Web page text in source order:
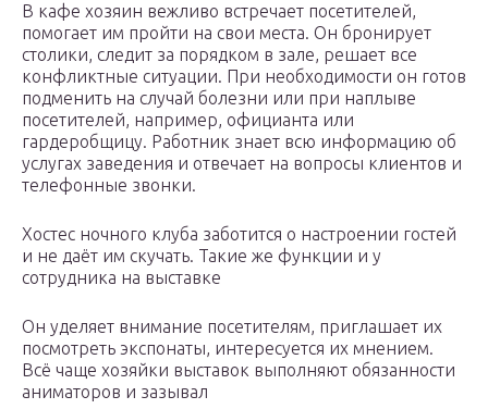
В кафе хозяин вежливо встречает посетителей,
помогает им пройти на свои места. Он бронирует
столики, следит за порядком в зале, решает все
конфликтные ситуации. При необходимости он готов
подменить на случай болезни или при наплыве
посетителей, например, официанта или
гардеробщицу. Работник знает всю информацию об
услугах заведения и отвечает на вопросы клиентов и
телефонные звонки.
Хостес ночного клуба заботится о настроении гостей
и не даёт им скучать. Такие же функции и у
сотрудника на выставке
Он уделяет внимание посетителям, приглашает их
посмотреть экспонаты, интересуется их мнением.
Всё чаще хозяйки выставок выполняют обязанности
аниматоров и зазывал